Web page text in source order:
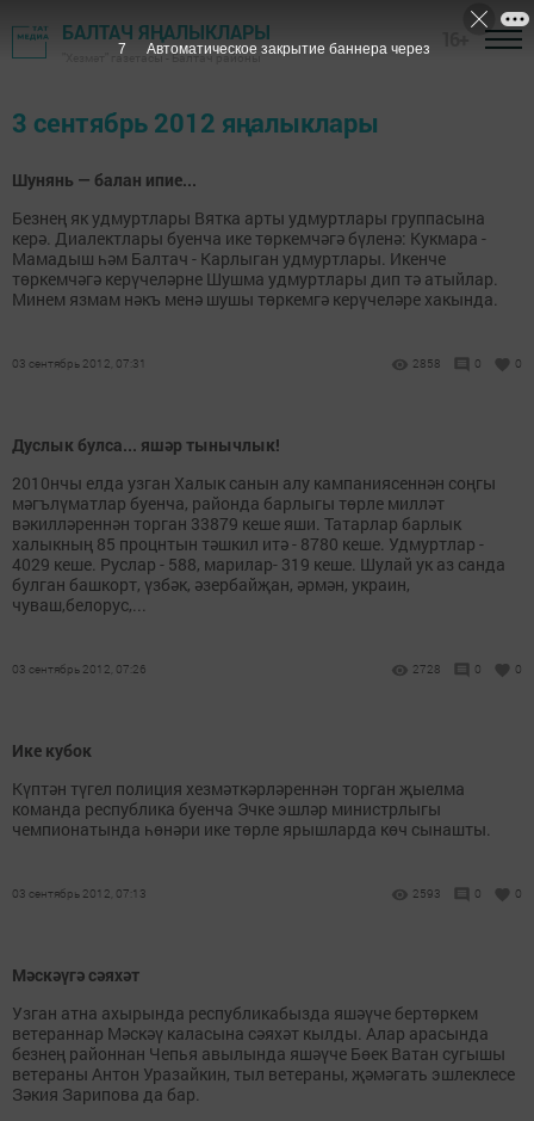
БАЛТАЧ ЯҢАЛЫКЛАРЫ
"Хезмәт" газетасы - Балтач районы
3 сентябрь 2012 яңалыклары
Шунянь — балан ипие...
Безнең як удмуртлары Вятка арты удмуртлары группасына
керә. Диалектлары буенча ике төркемчәгә бүленә: Кукмара -
Мамадыш һәм Балтач - Карлыган удмуртлары. Икенче
төркемчәгә керүчеләрне Шушма удмуртлары дип тә атыйлар.
Минем язмам нәкъ менә шушы төркемгә керүчеләре хакында.
03 сентябрь 2012, 07:31 2858 0 0
Дуслык булса... яшәр тынычлык!
2010нчы елда узган Халык санын алу кампаниясеннән соңгы
мәгълүматлар буенча, районда барлыгы төрле милләт
вәкилләреннән торган 33879 кеше яши. Татарлар барлык
халыкның 85 процнтын тәшкил итә - 8780 кеше. Удмуртлар -
4029 кеше. Руслар - 588, марилар- 319 кеше. Шулай ук аз санда
булган башкорт, үзбәк, әзербайҗан, әрмән, украин,
чуваш,белорус,...
03 сентябрь 2012, 07:26 2728 0 0
Ике кубок
Күптән түгел полиция хезмәткәрләреннән торган җыелма
команда республика буенча Эчке эшләр министрлыгы
чемпионатында һөнәри ике төрле ярышларда көч сынашты.
03 сентябрь 2012, 07:13 2593 0 0
Мәскәүгә сәяхәт
Узган атна ахырында республикабызда яшәүче бертөркем
ветераннар Мәскәү каласына сәяхәт кылды. Алар арасында
безнең районнан Чепья авылында яшәүче Бөек Ватан сугышы
ветераны Антон Уразайкин, тыл ветераны, җәмәгать эшлеклесе
Зәкия Зарипова да бар.
7 Автоматическое закрытие баннера через